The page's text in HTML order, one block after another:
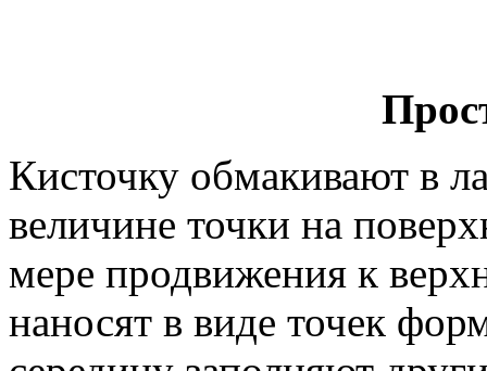
Кисточку обмакивают в
величине точки на
мере продвижения к
наносят в виде точек